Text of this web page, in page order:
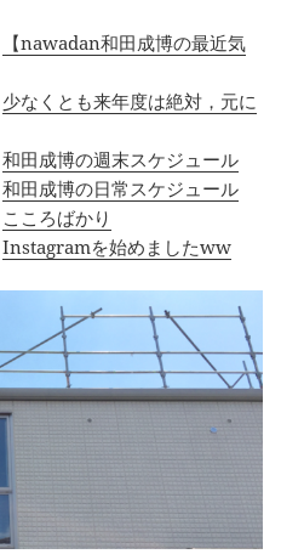
【nawadan和田成博の最近気
少なくとも来年度は絶対，元に
和田成博の週末スケジュール
和田成博の日常スケジュール
こころばかり
Instagramを始めましたww